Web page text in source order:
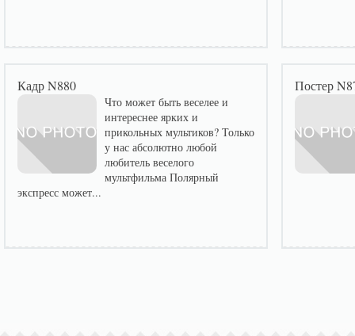
Кадр N880
Что может быть веселее и
интереснее ярких и
прикольных мультиков? Только
у нас абсолютно любой
любитель веселого
мультфильма Полярный
экспресс может...
Постер